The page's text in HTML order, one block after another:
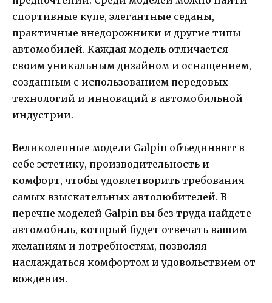
спортивные купе, элегантные седаны,
практичные внедорожники и другие типы
автомобилей. Каждая модель отличается
своим уникальным дизайном и оснащением,
созданным с использованием передовых
технологий и инноваций в автомобильной
индустрии.
Великолепные модели Galpin объединяют в
себе эстетику, производительность и
комфорт, чтобы удовлетворить требования
самых взыскательных автолюбителей. В
перечне моделей Galpin вы без труда найдете
автомобиль, который будет отвечать вашим
желаниям и потребностям, позволяя
наслаждаться комфортом и удовольствием от
вождения.